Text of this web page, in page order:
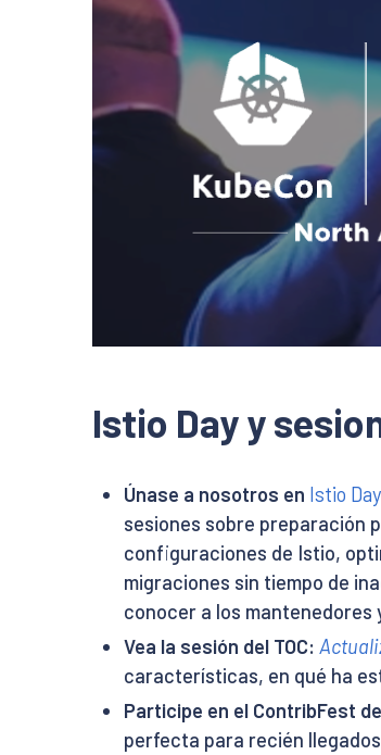
Istio Day y
Únase a nosotros en Istio Day
sesiones sobre preparación
configuraciones de Istio,
migraciones sin tiempo de
conocer a los mantenedores
Vea la sesión del TOC:
características, en qué ha
Participe en el ContribFest
perfecta para recién